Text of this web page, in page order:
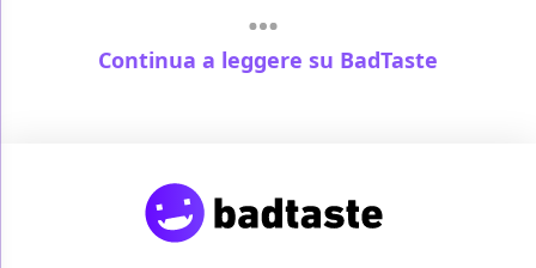
Continua a leggere su BadTaste